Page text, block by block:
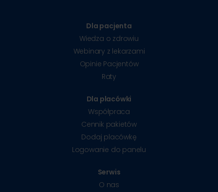
Dla pacjenta
Wiedza o zdrowiu
Webinary z lekarzami
Opinie Pacjentów
Raty
Dla placówki
Współpraca
Cennik pakietów
Dodaj placówkę
Logowanie do panelu
Serwis
O nas